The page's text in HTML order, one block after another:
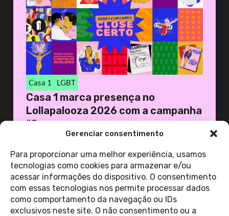
Gerenciar consentimento
Para proporcionar uma melhor experiência, usamos
tecnologias como cookies para armazenar e/ou
acessar informações do dispositivo. O consentimento
com essas tecnologias nos permite processar dados
como comportamento da navegação ou IDs
exclusivos neste site. O não consentimento ou a
Casa 1 LGBT
Casa 1 marca presença no
Lollapalooza 2026 com a campanha
“Ca...
20 de março de 2026
ver todas as
notícias